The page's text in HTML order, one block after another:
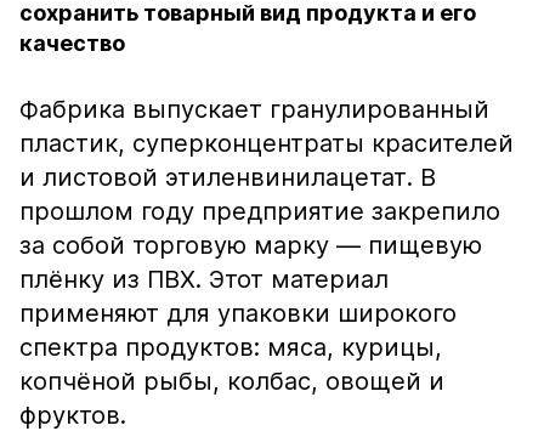
сохранить товарный вид продукта и его
качество
Фабрика выпускает гранулированный
пластик, суперконцентраты красителей
и листовой этиленвинилацетат. В
прошлом году предприятие закрепило
за собой торговую марку — пищевую
плёнку из ПВХ. Этот материал
применяют для упаковки широкого
спектра продуктов: мяса, курицы,
копчёной рыбы, колбас, овощей и
фруктов.